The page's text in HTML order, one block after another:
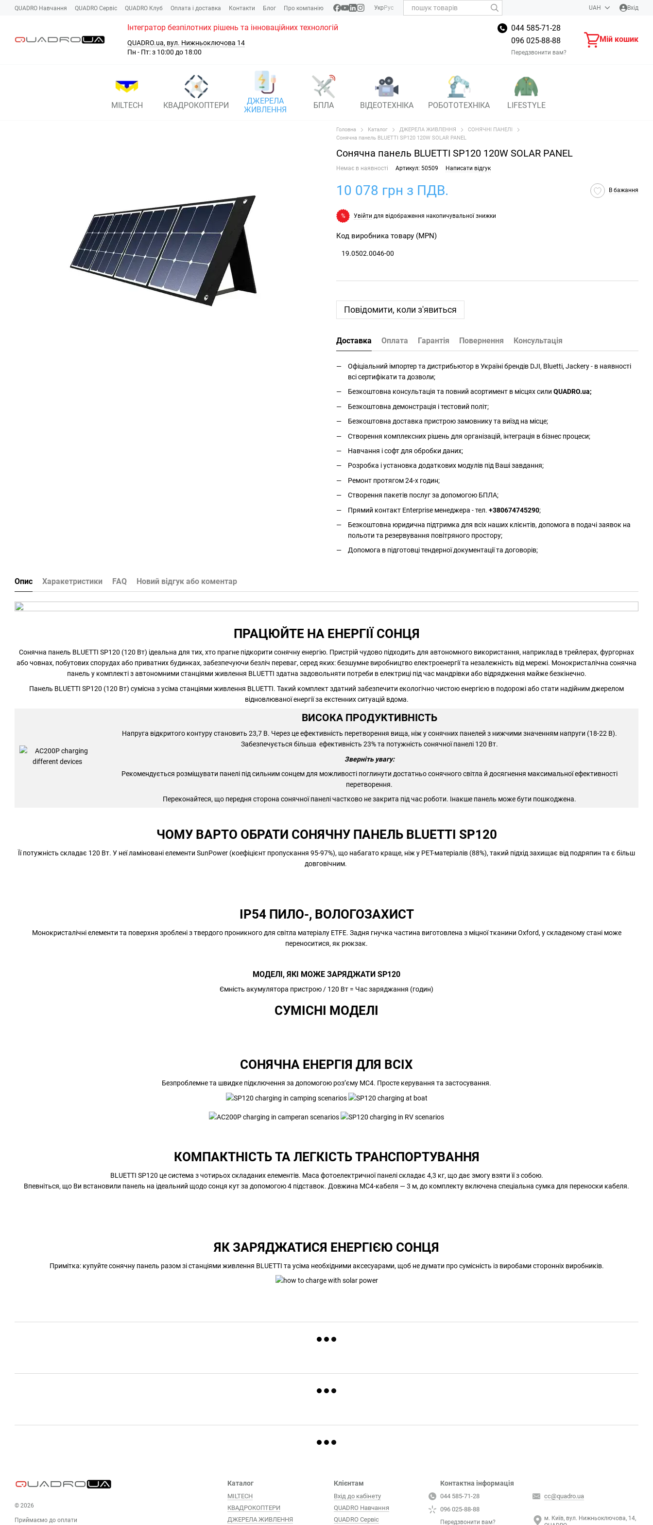
Перейти до основного контенту
QUADRO Навчання QUADRO Сервіc QUADRO Клуб Оплата і доставка Контакти Блог Про компанію Укр Рус UAH Вхід
Інтегратор безпілотних рішень та інноваційних технологій
QUADRO.ua, вул. Нижньоключова 14
Пн - Пт: з 10:00 до 18:00
044 585-71-28
096 025-88-88
Передзвонити вам?
Мій кошик
MILTECH КВАДРОКОПТЕРИ
ДЖЕРЕЛА
ЖИВЛЕННЯ
БПЛА ВІДЕОТЕХНІКА РОБОТОТЕХНІКА LIFESTYLE
Головна Каталог ДЖЕРЕЛА ЖИВЛЕННЯ
СОНЯЧНІ ПАНЕЛІ
Сонячна панель BLUETTI SP120 120W SOLAR PANEL
Сонячна панель BLUETTI SP120 120W SOLAR PANEL
Немає в наявності Артикул: 50509 Написати відгук
10 078 грн з ПДВ. В бажання
% Увійти для відображення накопичувальної знижки
Код виробника товару (MPN)
19.0502.0046-00
Повідомити, коли з'явиться
Доставка Оплата Гарантія Повернення Консультація
Офіціальний імпортер та дистрибьютор в Україні брендів DJI, Bluetti, Jackery - в наявності
всі сертифікати та дозволи;
Безкоштовна консультація та повний асортимент в місцях сили QUADRO.ua;
Безкоштовна демонстрація і тестовий політ;
Безкоштовна доставка пристрою замовнику та виїзд на місце;
Створення комплексних рішень для організацій, інтеграція в бізнес процеси;
Навчання і софт для обробки даних;
Розробка і установка додаткових модулів під Ваші завдання;
Ремонт протягом 24-х годин;
Створення пакетів послуг за допомогою БПЛА;
Прямий контакт Enterprise менеджера - тел. +380674745290;
Безкоштовна юридична підтримка для всіх наших клієнтів, допомога в подачі заявок на
польоти та резервування повітряного простору;
Допомога в підготовці тендерної документації та договорів;
Опис Харакетристики FAQ Новий відгук або коментар
ПРАЦЮЙТЕ НА ЕНЕРГІЇ СОНЦЯ
Сонячна панель BLUETTI SP120 (120 Вт) ідеальна для тих, хто прагне підкорити сонячну енергію. Пристрій чудово підходить для автономного використання, наприклад в трейлерах, фургорнах
або човнах, побутових спорудах або приватних будинках, забезпечуючи безліч переваг, серед яких: безшумне виробництво електроенергії та незалежність від мережі. Монокристалічна сонячна
панель у комплекті з автономними станціями живлення BLUETTI здатна задовольняти потреби в електриці під час мандрівки або відрядження майже безкінечно.
Панель BLUETTI SP120 (120 Вт) сумісна з усіма станціями живлення BLUETTI. Такий комплект здатний забезпечити екологічно чистою енергією в подорожі або стати надійним джерелом
відновлюваної енергії за екстенних ситуацій вдома.
ВИСОКА ПРОДУКТИВНІСТЬ
Напруга відкритого контуру становить 23,7 В. Через це ефективність перетворення вища, ніж у сонячних панелей з нижчими значенням напруги (18-22 В).
Забезпечується більша ефективність 23% та потужність сонячної панелі 120 Вт.
Зверніть увагу:
Рекомендується розміщувати панелі під сильним сонцем для можливості поглинути достатньо сонячного світла й досягнення максимальної ефективності
перетворення.
Переконайтеся, що передня сторона сонячної панелі частково не закрита під час роботи. Інакше панель може бути пошкоджена.
ЧОМУ ВАРТО ОБРАТИ СОНЯЧНУ ПАНЕЛЬ BLUETTI SP120
Її потужність складає 120 Вт. У неї ламіновані елементи SunPower (коефіцієнт пропускання 95-97%), що набагато краще, ніж у PET-матеріалів (88%), такий підхід захищає від подряпин та є більш
довговічним.
IP54 ПИЛО-, ВОЛОГОЗАХИСТ
Монокристалічні елементи та поверхня зроблені з твердого проникного для світла матеріалу ETFE. Задня гнучка частина виготовлена з міцної тканини Oxford, у складеному стані може
переноситися, як рюкзак.
МОДЕЛІ, ЯКІ МОЖЕ ЗАРЯДЖАТИ SP120
Ємність акумулятора пристрою / 120 Вт = Час заряджання (годин)
СУМІСНІ МОДЕЛІ
СОНЯЧНА ЕНЕРГІЯ ДЛЯ ВСІХ
Безпроблемне та швидке підключення за допомогою роз’єму MC4. Просте керування та застосування.
КОМПАКТНІСТЬ ТА ЛЕГКІСТЬ ТРАНСПОРТУВАННЯ
BLUETTI SP120 це система з чотирьох складаних елементів. Маса фотоелектричної панелі складає 4,3 кг, що дає змогу взяти її з собою.
Впевніться, що Ви встановили панель на ідеальний щодо сонця кут за допомогою 4 підставок. Довжина MC4-кабеля — 3 м, до комплекту включена спеціальна сумка для переноски кабеля.
ЯК ЗАРЯДЖАТИСЯ ЕНЕРГІЄЮ СОНЦЯ
Примітка: купуйте сонячну панель разом зі станціями живлення BLUETTI та усіма необхідними аксесуарами, щоб не думати про сумісність із виробами сторонніх виробників.
© 2026
Приймаємо до оплати
Каталог
MILTECH
КВАДРОКОПТЕРИ
ДЖЕРЕЛА ЖИВЛЕННЯ
Клієнтам
Вхід до кабінету
QUADRO Навчання
QUADRO Сервіc
Контактна інформація
044 585-71-28
096 025-88-88
Передзвонити вам?
cc@quadro.ua
м. Київ, вул. Нижньоключова, 14,